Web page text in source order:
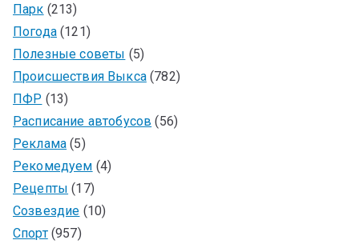
Парк (213)
Погода(121)
Полезные советы (5)
Происшествия Выкса(782)
ПФР (13)
Расписание автобусов (56)
Реклама (5)
Рекомедуем (4)
Рецепты (17)
Созвездие (10)
Спорт(957)